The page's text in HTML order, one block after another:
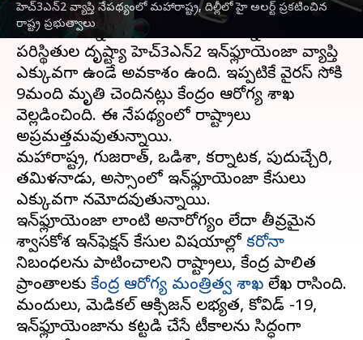
హెచ్3ఎన్2 వ్యాప్తి నేపథ్యంలో మహారాష్ట్ర, దిల్లీలో హై అలర్ట్ ప్రకటించిన
రాష్ట్ర ప్రభుత్వాలు
దేశంలోహెచ్3ఎన్2 ఇన్‌ఫ్లూయెంజారోజురోజుకు భారీగా
పెరిగిపోతున్నాయి. అయితే మారుతున్న వాతావరణ
పరిస్థితుల దృష్ట్యా హెచ్3ఎన్2 ఇన్‌ఫ్లూయెంజా వ్యాప్తి
ఎక్కువగా ఉండే అవకాశం ఉంది. ఇప్పటికే వైరస్ సోకి
9మంది మృతి చెందినట్లు కేంద్రం ఆరోగ్య శాఖ
వెల్లడించింది. ఈ నేపథ్యంలో రాష్ట్రాలు
అప్రమత్తమవుతున్నాయి.
మహారాష్ట్ర, గుజరాత్, ఒడిశా, కర్నాటక, పుదుచ్చేరి,
తమిళనాడు, అస్సాంలో ఇన్‌ఫ్లూయెంజా కేసులు
ఎక్కువగా నమోదవుతున్నాయి.
ఇన్‌ఫ్లూయెంజా లాంటి అనారోగ్యం లేదా తీవ్రమైన
శ్వాసకోశ ఇన్‌ఫెక్షన్‌ కేసుల విషయాల్లో కరోనా
నిబంధలను పాటించాలని రాష్ట్రాలు, కేంద్ర పాలిత
ప్రాంతాలకు కేంద్ర ఆరోగ్య మంత్రిత్వ శాఖ లేఖ రాసింది.
మందులు, మెడికల్ ఆక్సిజన్ లభ్యత, కోవిడ్ -19,
ఇన్‌ఫ్లూయెంజాను కట్టడి చేసే టీకాలను సిద్ధంగా